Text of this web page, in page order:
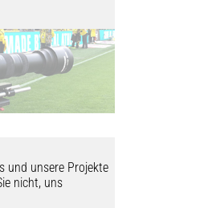
und unsere Projekte
nicht, uns